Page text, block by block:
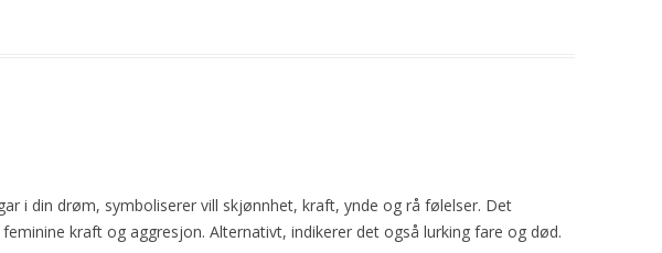
i din drøm, symboliserer vill skjønnhet, kraft, ynde og rå følelser. Det
kraft og aggresjon. Alternativt, indikerer det også lurking fare og død.